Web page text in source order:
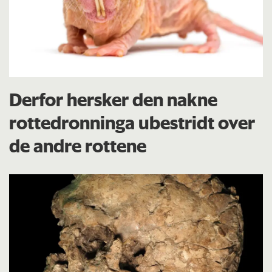
Derfor hersker den nakne
rottedronninga ubestridt over
de andre rottene